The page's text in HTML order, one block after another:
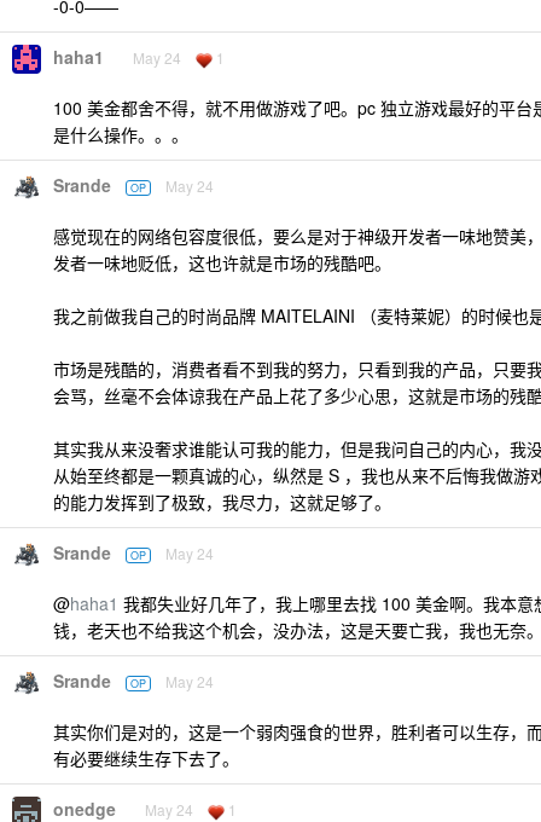
-0-0——
haha1 May 24 1
100 美金都舍不得，就不用做游戏了吧。pc 独立游戏最好的平
是什么操作。。。
Srande OP May 24
感觉现在的网络包容度很低，要么是对于神级开发者一味地赞美
发者一味地贬低，这也许就是市场的残酷吧。
我之前做我自己的时尚品牌 MAITELAINI （麦特莱妮）的时候也
市场是残酷的，消费者看不到我的努力，只看到我的产品，只要
会骂，丝毫不会体谅我在产品上花了多少心思，这就是市场的残
其实我从来没奢求谁能认可我的能力，但是我问自己的内心，我
从始至终都是一颗真诚的心，纵然是 S ，我也从来不后悔我做游
的能力发挥到了极致，我尽力，这就足够了。
Srande OP May 24
@haha1 我都失业好几年了，我上哪里去找 100 美金啊。我本意
钱，老天也不给我这个机会，没办法，这是天要亡我，我也无奈
Srande OP May 24
其实你们是对的，这是一个弱肉强食的世界，胜利者可以生存，
有必要继续生存下去了。
onedge May 24 1